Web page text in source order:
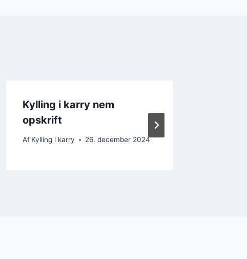
Kylling i karry nem
opskrift
Af Kylling i karry 26. december 2024